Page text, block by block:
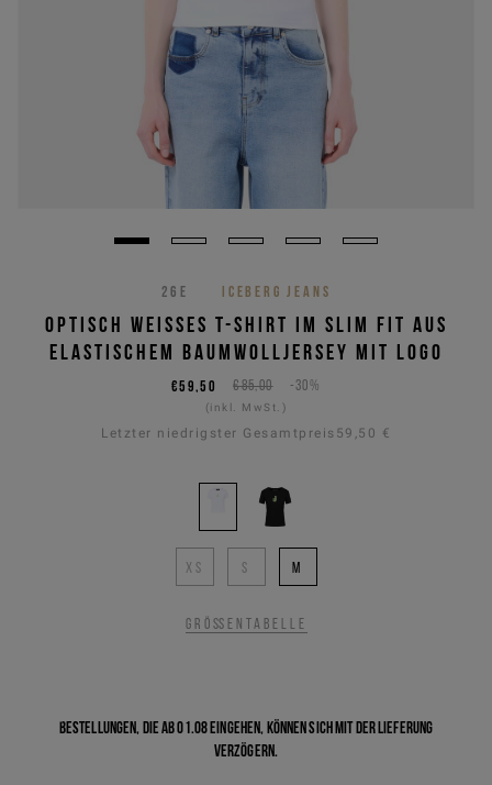
26E ICEBERG JEANS
OPTISCH WEISSES T-SHIRT IM SLIM FIT AUS E
LASTISCHEM BAUMWOLLJERSEY MIT LOGO
€85,00 -30%
€59,50
(inkl. MwSt.)
Letzter niedrigster Gesamtpreis 59,50 €
XS S M
Größentabelle
Bestellungen, die ab 01.08 eingehen, können sich mit der Lieferung
verzögern.